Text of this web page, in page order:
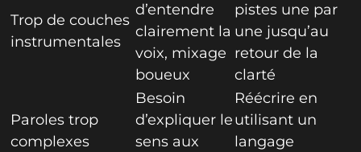
Trop de couches
instrumentales
d’entendre
clairement la
voix, mixage
boueux
pistes une par
une jusqu’au
retour de la
clarté
Paroles trop
complexes
Besoin
d’expliquer le
sens aux
Réécrire en
utilisant un
langage